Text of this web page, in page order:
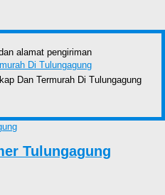
alamat pengiriman
Dan Termurah Di Tulungagung
Tulungagung